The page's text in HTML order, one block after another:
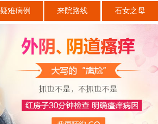
疑难病例 来院路线 石女之母